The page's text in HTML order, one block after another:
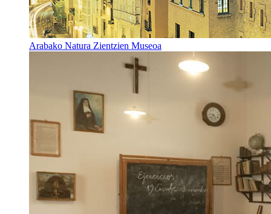
Arabako Natura Zientzien Museoa